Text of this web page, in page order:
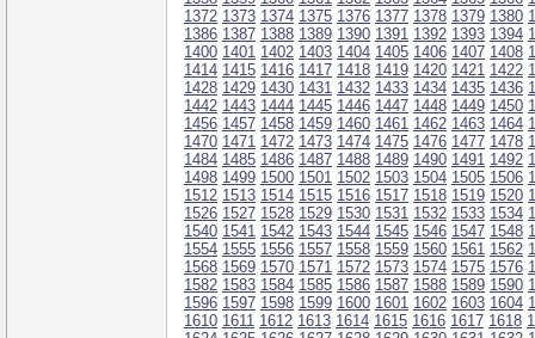
1372 1373 1374 1375 1376 1377 1378 1379 1380
1386 1387 1388 1389 1390 1391 1392 1393 1394
1400 1401 1402 1403 1404 1405 1406 1407 1408
1414 1415 1416 1417 1418 1419 1420 1421 1422
1428 1429 1430 1431 1432 1433 1434 1435 1436
1442 1443 1444 1445 1446 1447 1448 1449 1450
1456 1457 1458 1459 1460 1461 1462 1463 1464
1470 1471 1472 1473 1474 1475 1476 1477 1478
1484 1485 1486 1487 1488 1489 1490 1491 1492
1498 1499 1500 1501 1502 1503 1504 1505 1506
1512 1513 1514 1515 1516 1517 1518 1519 1520
1526 1527 1528 1529 1530 1531 1532 1533 1534
1540 1541 1542 1543 1544 1545 1546 1547 1548
1554 1555 1556 1557 1558 1559 1560 1561 1562
1568 1569 1570 1571 1572 1573 1574 1575 1576
1582 1583 1584 1585 1586 1587 1588 1589 1590
1596 1597 1598 1599 1600 1601 1602 1603 1604
1610 1611 1612 1613 1614 1615 1616 1617 1618